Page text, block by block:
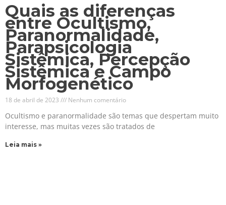
Quais as diferenças
entre Ocultismo,
Paranormalidade,
Parapsicologia
Sistêmica, Percepção
Sistêmica e Campo
Morfogenético
18 de abril de 2023 Nenhum comentário
Ocultismo e paranormalidade são temas que despertam muito
interesse, mas muitas vezes são tratados de
Leia mais »